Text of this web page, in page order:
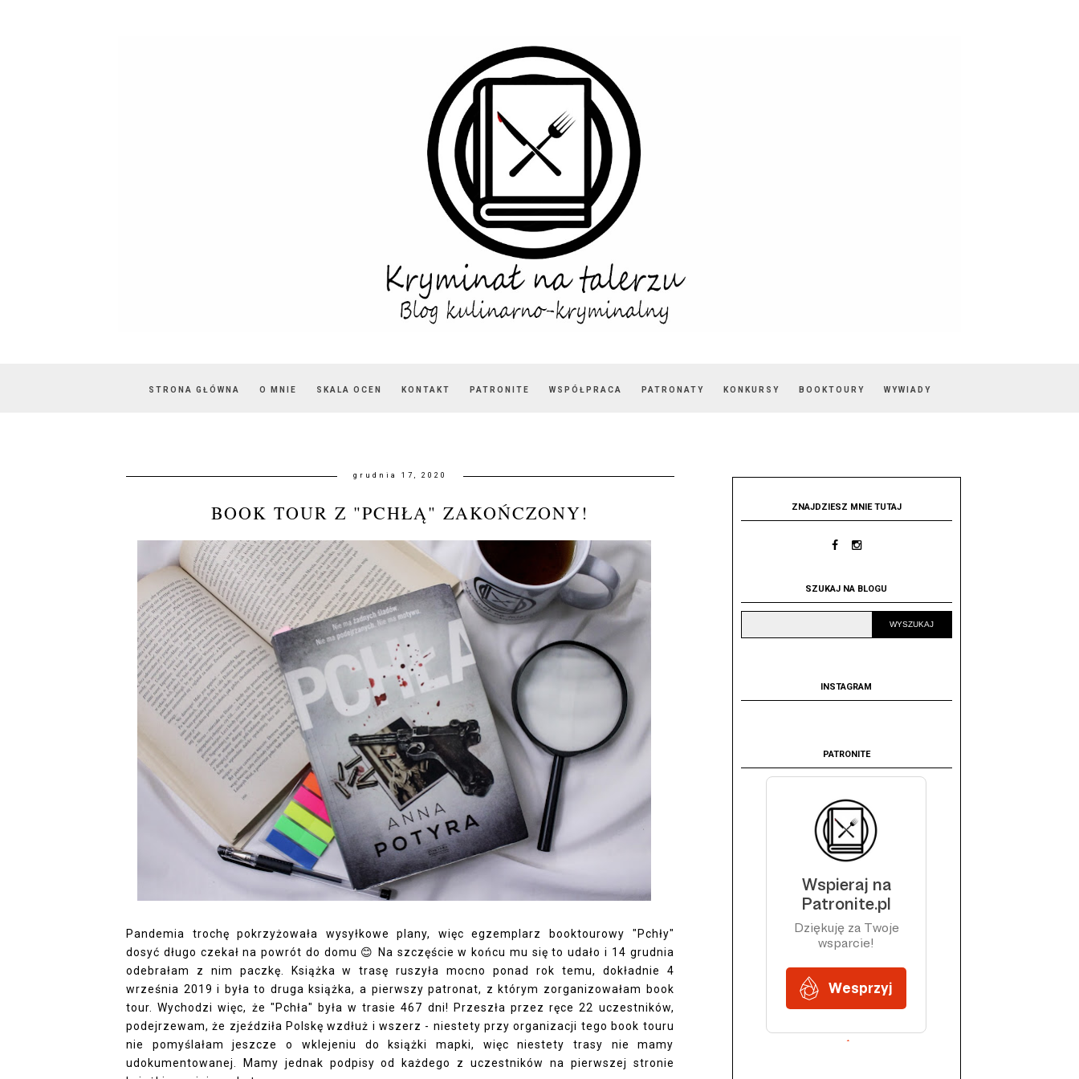
STRONA GŁÓWNA O MNIE SKALA OCEN KONTAKT PATRONITE WSPÓŁPRACA PATRONATY KONKURSY BOOKTOURY WYWIADY
grudnia 17, 2020
BOOK TOUR Z "PCHŁĄ" ZAKOŃCZONY!
Pandemia trochę pokrzyżowała wysyłkowe plany, więc egzemplarz booktourowy "Pchły"
dosyć długo czekał na powrót do domu 😊 Na szczęście w końcu mu się to udało i 14 grudnia
odebrałam z nim paczkę. Książka w trasę ruszyła mocno ponad rok temu, dokładnie 4
września 2019 i była to druga książka, a pierwszy patronat, z którym zorganizowałam book
tour. Wychodzi więc, że "Pchła" była w trasie 467 dni! Przeszła przez ręce 22 uczestników,
podejrzewam, że zjeździła Polskę wzdłuż i wszerz - niestety przy organizacji tego book touru
nie pomyślałam jeszcze o wklejeniu do książki mapki, więc niestety trasy nie mamy
udokumentowanej. Mamy jednak podpisy od każdego z uczestników na pierwszej stronie
ZNAJDZIESZ MNIE TUTAJ
SZUKAJ NA BLOGU
INSTAGRAM
PATRONITE